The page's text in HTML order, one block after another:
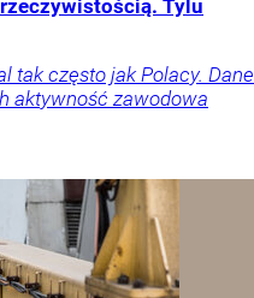
Tylu
tak często jak Polacy. Dane
aktywność zawodowa